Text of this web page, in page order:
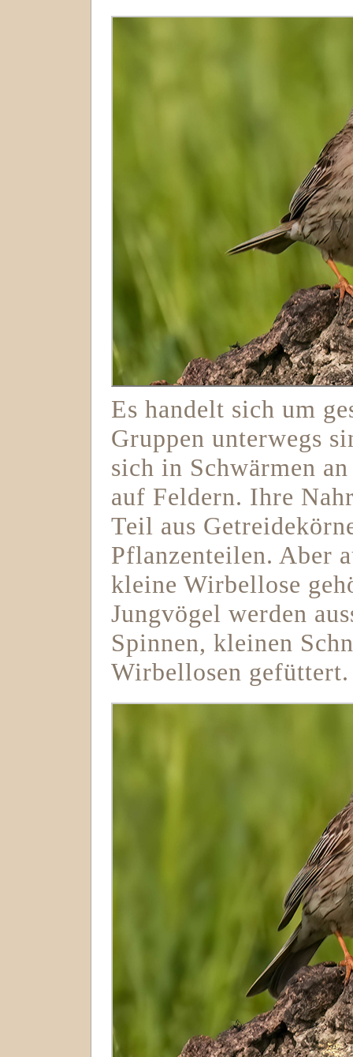
Es handelt sich um
Gruppen unterwegs
sich in Schwärmen
auf Feldern. Ihre
Teil aus
Pflanzenteilen. Aber
kleine Wirbellose
Jungvögel werden
Spinnen, kleinen
Wirbellosen gefüttert.